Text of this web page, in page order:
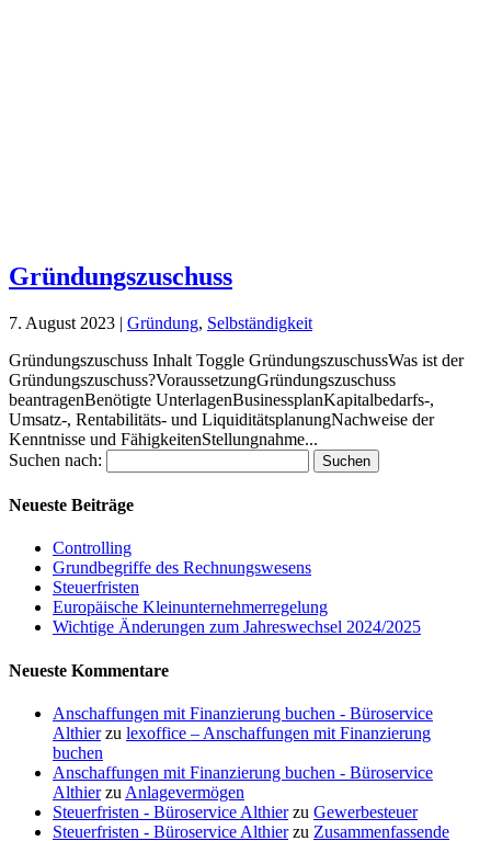
Gründungszuschuss
7. August 2023 | Gründung, Selbständigkeit
Gründungszuschuss Inhalt Toggle GründungszuschussWas ist der
Gründungszuschuss?VoraussetzungGründungszuschuss
beantragenBenötigte UnterlagenBusinessplanKapitalbedarfs-,
Umsatz-, Rentabilitäts- und LiquiditätsplanungNachweise der
Kenntnisse und FähigkeitenStellungnahme...
Suchen nach:
Neueste Beiträge
Controlling
Grundbegriffe des Rechnungswesens
Steuerfristen
Europäische Kleinunternehmerregelung
Wichtige Änderungen zum Jahreswechsel 2024/2025
Neueste Kommentare
Anschaffungen mit Finanzierung buchen - Büroservice
Althierzu lexoffice – Anschaffungen mit Finanzierung
buchen
Anschaffungen mit Finanzierung buchen - Büroservice
Althierzu Anlagevermögen
Steuerfristen - Büroservice Althierzu Gewerbesteuer
Steuerfristen - Büroservice Althierzu Zusammenfassende